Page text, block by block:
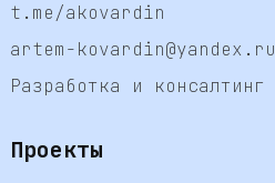
t.me/akovardin
artem-kovardin@yandex.ru
Разработка и консалтинг
Проекты